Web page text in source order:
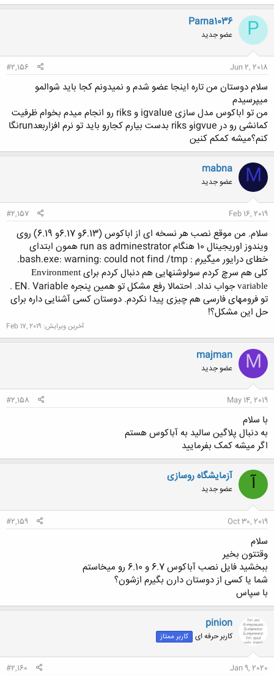
P
Parna1036
عضو جدید
Jun 2, 2018
#2,156
سلام دوستان من تاره اینجا عضو شدم و نمیدونم کجا باید شوالمو
میپرسیدم
من تو اباکوس مدل سازی igvalue و riks رو انجام میدم بخوام ظرفیت
کمانشی رو در igvueو riks بدست بیارم کجارو باید تو نرم افزاربعدrunنگا
کنم؟میشه کمکم کنین
M
mabna
عضو جدید
Feb 16, 2019
#2,157
سلام. من موقع نصب هر نسخه ای از اباکوس (6.13و 6.17و 6.19) روی
ویندوز اوریجینال 10 هنگام run as adminestrator همون ابتدای
خطای درایور میگیرم : bash.exe: warning: could not find /tmp.
کلی هم سرچ کردم سولوشنهایی هم دنبال کردم برای Environment
variable
جواب نداد. احتمالا رفع مشکل تو همین پنجره EN. Variable .
تو فرومهای فارسی هم چیزی پیدا نکردم. دوستان کسی آشنایی داره برای
حل این مشکل؟!
آخرین ویرایش: Feb 17, 2019
M
majman
عضو جدید
May 14, 2019
#2,158
با سلام
به دنبال پلاگین سالید به آباکوس هستم
اگر میشه کمک بفرمایید
آ آزمایشگاه روسازی
عضو جدید
Oct 30, 2019
#2,159
سلام
وقتتون بخیر
ببخشید فایل نصب آباکوس 6.7 و 6.10 رو میخاستم
شما یا کسی از دوستان دارن بگیرم ازشون؟
با سپاس
pinion
کاربر حرفه ای کاربر ممتاز
Jan 9, 2020
#2,160